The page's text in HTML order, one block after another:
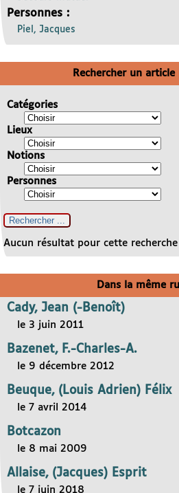
Personnes :
Piel, Jacques
Rechercher un
Catégories
Lieux
Notions
Personnes
Aucun résultat pour cette recherche
Dans la même
Cady, Jean (-Benoît)
le 3 juin 2011
Bazenet, F.-Charles-A.
le 9 décembre 2012
Beuque, (Louis Adrien) Félix
le 7 avril 2014
Botcazon
le 8 mai 2009
Allaise, (Jacques) Esprit
le 7 juin 2018